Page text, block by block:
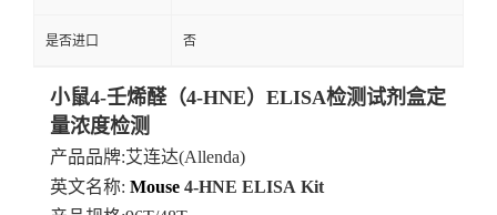
是否进口 否
小鼠4-壬烯醛（4-HNE）ELISA检测试剂盒定
量浓度检测
产品品牌:艾连达(Allenda)
英文名称: Mouse 4-HNE ELISA Kit